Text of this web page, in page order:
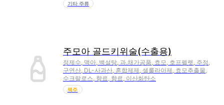
기타 주류
주모아 골드키위술(수출용)
정제수, 맥아, 백설탕, 과.채가공품, 효모, 호프펠렛, 주정,
구연산, DL-사과산, 혼합제제, 셀룰라아제, 효모추출물,
수크랄로스, 향료, 향료, 이산화탄소
맥주